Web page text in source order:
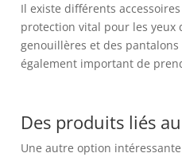
Il existe différents
protection vital pour les yeux
genouillères et des
également important de
Des produits liés
Une autre option